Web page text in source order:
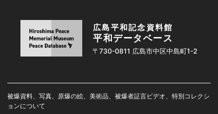
広島平和記念資料館
平和データベース
〒730-0811 広島市中区中島町1-2
被爆資料、写真、原爆の絵、美術品、被爆者証言ビデオ、特別コレクシ
ョンについて